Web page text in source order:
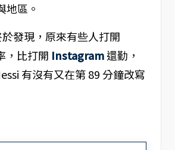
地區。
發現，原來有些人打開
，比打開 Instagram還勤，
有沒有又在第 89 分鐘改寫